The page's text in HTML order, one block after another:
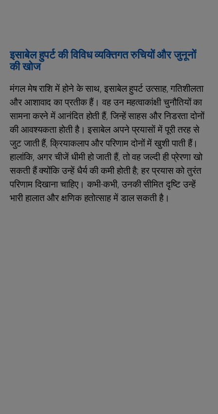
इसाबेल हुपर्ट की विविध व्यक्तिगत रुचियों और जुनूनों
की खोज
मंगल मेष राशि में होने के साथ, इसाबेल हुपर्ट उत्साह, गतिशीलता
और आशावाद का प्रतीक हैं। वह उन महत्वाकांक्षी चुनौतियों का
सामना करने में आनंदित होती हैं, जिन्हें साहस और निडरता दोनों
की आवश्यकता होती है। इसाबेल अपने प्रयासों में पूरी तरह से
जुट जाती हैं, क्रियाकलाप और परिणाम दोनों में खुशी पाती हैं।
हालांकि, अगर चीजें धीमी हो जाती हैं, तो वह जल्दी ही प्रेरणा खो
सकती हैं क्योंकि उन्हें धैर्य की कमी होती है; हर प्रयास को तुरंत
परिणाम दिखाना चाहिए। कभी-कभी, उनकी सीमित दृष्टि उन्हें
भारी हालात और क्षणिक हतोत्साह में डाल सकती है।